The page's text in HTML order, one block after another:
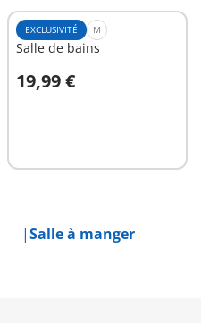
Salle à manger
EXCLUSIVITÉ M
Salle de bains
19,99 €
Au panier